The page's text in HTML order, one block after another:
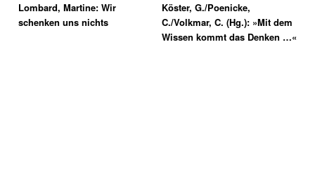
Lombard, Martine: Wir
schenken uns nichts
Köster, G./Poenicke,
C./Volkmar, C. (Hg.): »Mit dem
Wissen kommt das Denken …«